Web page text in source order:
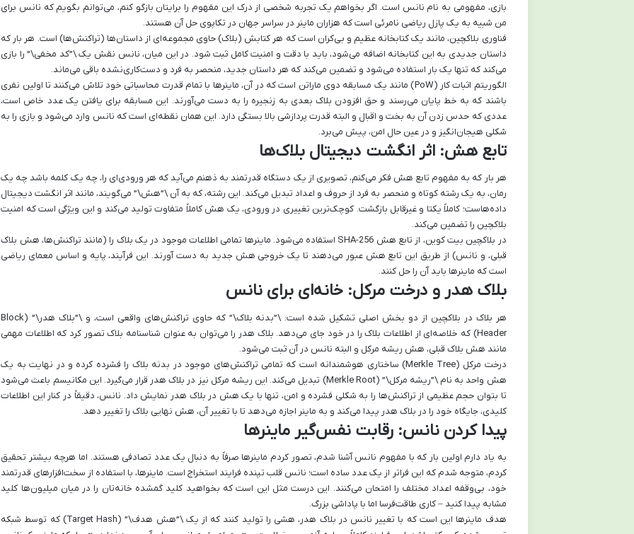
بازی، مفهومی به نام نانس است. اگر بخواهم یک تجربه شخصی از درک این مفهوم را برایتان بازگو کنم، می‌توانم بگویم که نانس برای
من شبیه به یک پازل ریاضی نامرئی است که هزاران ماینر در سراسر جهان در تکاپوی حل آن هستند.
فناوری بلاکچین، مانند یک کتابخانه عظیم و بی‌کران است که هر کتابش (بلاک) حاوی مجموعه‌ای از داستان‌ها (تراکنش‌ها) است. هر بار که
داستان جدیدی به این کتابخانه اضافه می‌شود، باید با دقت و امنیت کامل ثبت شود. در این میان، نانس نقش یک \”کد مخفی\” را بازی
می‌کند که تنها یک بار استفاده می‌شود و تضمین می‌کند که هر داستان جدید، منحصر به فرد و دست‌کاری‌نشده باقی می‌ماند.
الگوریتم اثبات کار (PoW) مانند یک مسابقه دوی ماراتن است که در آن، ماینرها با تمام قدرت محاسباتی خود تلاش می‌کنند تا اولین نفری
باشند که به خط پایان می‌رسند و حق افزودن بلاک بعدی به زنجیره را به دست می‌آورند. این مسابقه برای یافتن یک عدد خاص است،
عددی که حدس زدن آن به بخت و اقبال و البته قدرت پردازشی بالا بستگی دارد. این همان نقطه‌ای است که نانس وارد می‌شود و بازی را به
شکلی هیجان‌انگیز و در عین حال امن، پیش می‌برد.
تابع هش: اثر انگشت دیجیتال بلاک‌ها
هر بار که به مفهوم تابع هش فکر می‌کنم، تصویری از یک دستگاه قدرتمند به ذهنم می‌آید که هر ورودی‌ای را، چه یک کلمه باشد چه یک
رمان، به یک رشته کوتاه و منحصر به فرد از حروف و اعداد تبدیل می‌کند. این رشته، که به آن \”هش\” می‌گویند، مانند اثر انگشت دیجیتال
داده‌هاست؛ کاملاً یکتا و غیرقابل بازگشت. کوچک‌ترین تغییری در ورودی، یک هش کاملاً متفاوت تولید می‌کند و این ویژگی است که امنیت
بلاکچین را تضمین می‌کند.
در بلاکچین بیت کوین، از تابع هش SHA-256 استفاده می‌شود. ماینرها تمامی اطلاعات موجود در یک بلاک را (مانند تراکنش‌ها، هش بلاک
قبلی، و نانس) از طریق این تابع هش عبور می‌دهند تا یک خروجی هش جدید به دست آورند. این فرآیند، پایه و اساس معمای ریاضی
است که ماینرها باید آن را حل کنند.
بلاک هدر و درخت مرکل: خانه‌ای برای نانس
هر بلاک در بلاکچین از دو بخش اصلی تشکیل شده است: \”بدنه بلاک\” که حاوی تراکنش‌های واقعی است، و \”بلاک هدر\” (Block
Header) که خلاصه‌ای از اطلاعات بلاک را در خود جای می‌دهد. بلاک هدر را می‌توان به عنوان شناسنامه بلاک تصور کرد که اطلاعات مهمی
مانند هش بلاک قبلی، هش ریشه مرکل و البته نانس در آن ثبت می‌شود.
درخت مرکل (Merkle Tree) ساختاری هوشمندانه است که تمامی تراکنش‌های موجود در بدنه بلاک را فشرده کرده و در نهایت به یک
هش واحد به نام \”ریشه مرکل\” (Merkle Root) تبدیل می‌کند. این ریشه مرکل نیز در بلاک هدر قرار می‌گیرد. این مکانیسم باعث می‌شود
تا بتوان حجم عظیمی از تراکنش‌ها را به شکلی فشرده و امن، تنها با یک هش در بلاک هدر نمایش داد. نانس، دقیقاً در کنار این اطلاعات
کلیدی، جایگاه خود را در بلاک هدر پیدا می‌کند و به ماینر اجازه می‌دهد تا با تغییر آن، هش نهایی بلاک را تغییر دهد.
پیدا کردن نانس: رقابت نفس‌گیر ماینرها
به یاد دارم اولین بار که با مفهوم نانس آشنا شدم، تصور کردم ماینرها صرفاً به دنبال یک عدد تصادفی هستند. اما هرچه بیشتر تحقیق
کردم، متوجه شدم که این فراتر از یک عدد ساده است؛ نانس قلب تپنده فرایند استخراج است. ماینرها، با استفاده از سخت‌افزارهای قدرتمند
خود، بی‌وقفه اعداد مختلف را امتحان می‌کنند. این درست مثل این است که بخواهید کلید گمشده خانه‌تان را در میان میلیون‌ها کلید
مشابه پیدا کنید – کاری طاقت‌فرسا اما با پاداشی بزرگ.
هدف ماینرها این است که با تغییر نانس در بلاک هدر، هشی را تولید کنند که از یک \”هش هدف\” (Target Hash) که توسط شبکه